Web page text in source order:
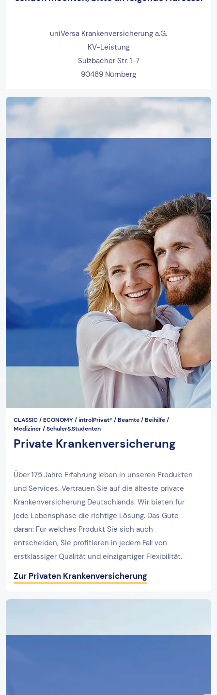
uniVersa Krankenversicherung a.G.
KV-Leistung
Sulzbacher Str. 1-7
90489 Nürnberg
CLASSIC / ECONOMY / intro|Privat® / Beamte / Beihilfe /
Mediziner / Schüler&Studenten
Private Krankenversicherung
Über 175 Jahre Erfahrung leben in unseren Produkten
und Services. Vertrauen Sie auf die älteste private
Krankenversicherung Deutschlands. Wir bieten für
jede Lebensphase die richtige Lösung. Das Gute
daran: Für welches Produkt Sie sich auch
entscheiden, Sie profitieren in jedem Fall von
erstklassiger Qualität und einzigartiger Flexibilität.
Zur Privaten Krankenversicherung